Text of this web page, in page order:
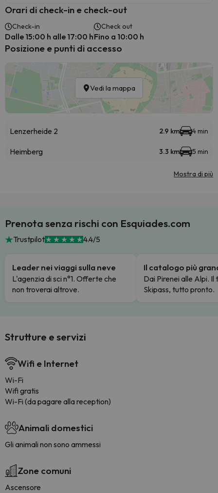
Orari di check-in e check-out
Check-in
Dalle 15:00 h alle 17:00 h
Check out
Fino a 10:00 h
Posizione e punti di accesso
Vedi la mappa
Lenzerheide 2 2.9 km 4 min
Heimberg 3.3 km 5 min
Mostra di più
Prenota senza rischi con Esquiades.com
Trustpilot 4.4/5
Leader nei viaggi sulla neve
L'agenzia di sci n°1. Offerte che
non troverai altrove.
Il catalogo più
Dai Pirenei alle Alpi. Il
Skipass, tutto pronto.
Strutture e servizi
Wifi e Internet
Wi-Fi
Wifi gratis
Wi-Fi (da pagare alla reception)
Animali domestici
Gli animali non sono ammessi
Zone comuni
Ascensore